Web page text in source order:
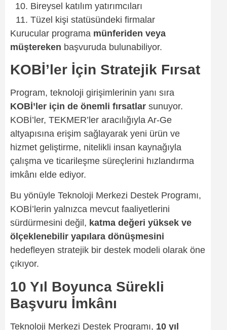
Bireysel katılım yatırımcıları
Tüzel kişi statüsündeki firmalar
Kurucular programa münferiden veya
müştereken başvuruda bulunabiliyor.
KOBİ’ler İçin Stratejik Fırsat
Program, teknoloji girişimlerinin yanı sıra
KOBİ’ler için de önemli fırsatlar sunuyor.
KOBİ’ler, TEKMER’ler aracılığıyla Ar-Ge
altyapısına erişim sağlayarak yeni ürün ve
hizmet geliştirme, nitelikli insan kaynağıyla
çalışma ve ticarileşme süreçlerini hızlandırma
imkânı elde ediyor.
Bu yönüyle Teknoloji Merkezi Destek Programı,
KOBİ’lerin yalnızca mevcut faaliyetlerini
sürdürmesini değil, katma değeri yüksek ve
ölçeklenebilir yapılara dönüşmesini
hedefleyen stratejik bir destek modeli olarak öne
çıkıyor.
10 Yıl Boyunca Sürekli
Başvuru İmkânı
Teknoloji Merkezi Destek Programı, 10 yıl